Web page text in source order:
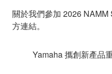
關於我們參加 2026
方連結。
Yamaha 攜創新產品